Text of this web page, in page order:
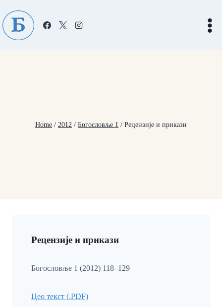
to
content
Home / 2012 / Богословље 1 / Рецензије и прикази
Рецензије и прикази
Богословље 1 (2012) 118–129
Цео текст (.PDF)